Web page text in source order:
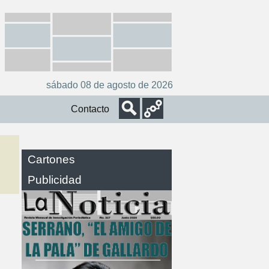
sábado 08 de agosto de 2026
Contacto
Cartones
Publicidad